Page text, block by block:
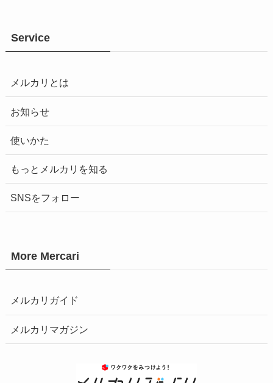
Service
メルカリとは
お知らせ
使いかた
もっとメルカリを知る
SNSをフォロー
More Mercari
メルカリガイド
メルカリマガジン